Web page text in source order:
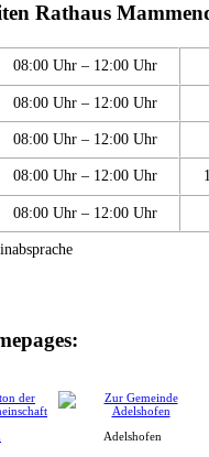
Rathaus
08:00 Uhr – 12:00 Uhr
08:00 Uhr – 12:00 Uhr
08:00 Uhr – 12:00 Uhr
08:00 Uhr – 12:00 Uhr
08:00 Uhr – 12:00 Uhr
Adelshofen